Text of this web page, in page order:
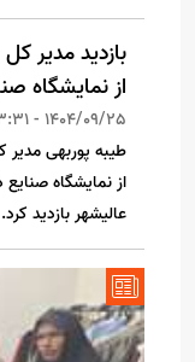
بازدید مدیر
از نمایشگاه
1404/09/25 - 13:31
طیبه پوربهی مدیر
از نمایشگاه
عالیشهر بازدید کرد.